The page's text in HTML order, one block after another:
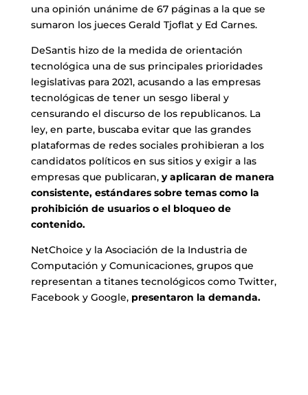
una opinión unánime de 67 páginas a la que se
sumaron los jueces Gerald Tjoflat y Ed Carnes.
DeSantis hizo de la medida de orientación
tecnológica una de sus principales prioridades
legislativas para 2021, acusando a las empresas
tecnológicas de tener un sesgo liberal y
censurando el discurso de los republicanos. La
ley, en parte, buscaba evitar que las grandes
plataformas de redes sociales prohibieran a los
candidatos políticos en sus sitios y exigir a las
empresas que publicaran, y aplicaran de manera
consistente, estándares sobre temas como la
prohibición de usuarios o el bloqueo de
contenido.
NetChoice y la Asociación de la Industria de
Computación y Comunicaciones, grupos que
representan a titanes tecnológicos como Twitter,
Facebook y Google, presentaron la demanda.